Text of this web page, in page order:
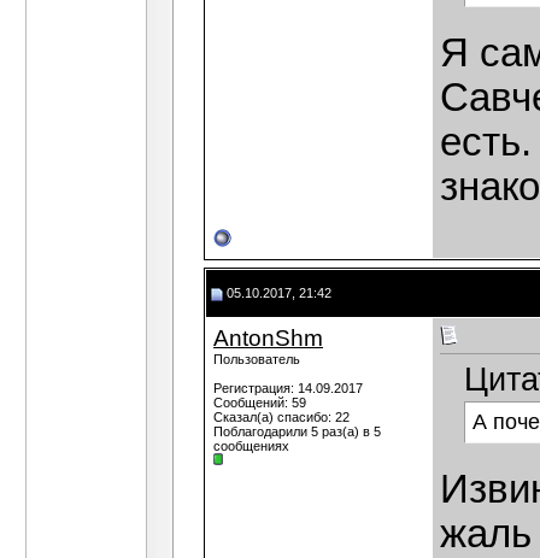
Я
05.10.2017, 21:42
AntonShm
Пользователь
Регистрация: 14.09.2017
Сообщений: 59
Сказал(а) спасибо: 22
Поблагодарили 5 раз(а) в 5
сообщениях
А
жаль